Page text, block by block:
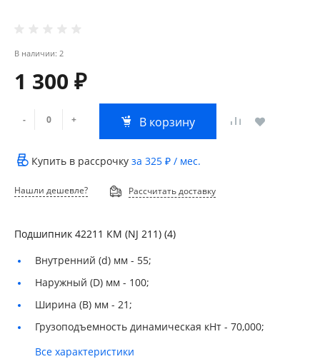
В наличии: 2
1 300 ₽
- + В корзину
Купить в рассрочку за 325 ₽ / мес.
Нашли дешевле? Рассчитать доставку
Подшипник 42211 КМ (NJ 211) (4)
Внутренний (d) мм - 55;
Наружный (D) мм - 100;
Ширина (B) мм - 21;
Грузоподъемность динамическая кНт - 70,000;
Все характеристики